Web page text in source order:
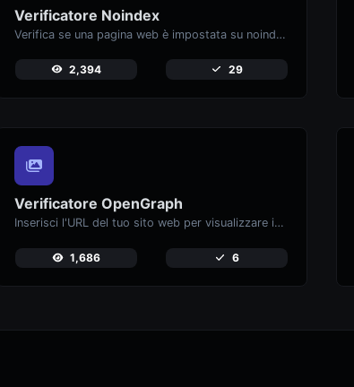
Verificatore Noindex
Verifica se una pagina web è impostata su noindex, impedendone la comparsa nei motori di ricerca.
2,394 29
Verificatore OpenGraph
Inserisci l'URL del tuo sito web per visualizzare in anteprima come appaiono le tue pagine quando vengono condivise su piattaforme di social media come Facebook e X (Twitter).
1,686 6